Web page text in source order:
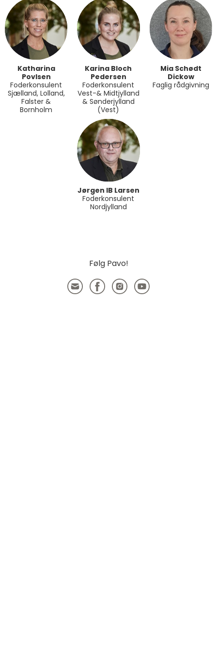
Katharina
Povlsen
Foderkonsulent
Sjælland, Lolland,
Falster &
Bornholm
Karina Bloch
Pedersen
Foderkonsulent
Vest-& Midtjylland
& Sønderjylland
(Vest)
Mia Schødt
Dickow
Faglig rådgivning
Jørgen IB Larsen
Foderkonsulent
Nordjylland
Følg Pavo!